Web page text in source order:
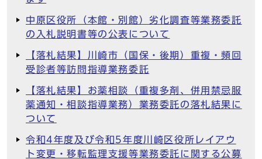
中原区役所（本館・別館）劣化調査等業務委託
の入札説明書等の公表について
【落札結果】川崎市（国保・後期）重複・頻回
受診者等訪問指導業務委託
【落札結果】お薬相談（重複多剤、併用禁忌服
薬通知・相談指導業務）業務委託の落札結果に
ついて
令和4年度及び令和5年度川崎区役所レイアウ
ト変更・移転監理支援等業務委託に関する公募